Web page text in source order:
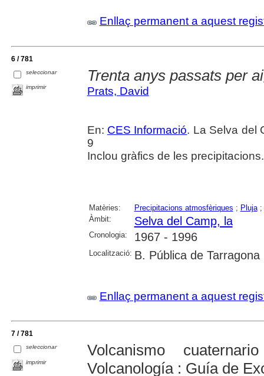
Enllaç permanent a aquest
6 / 781
seleccionar
imprimir
Trenta anys passats per
Prats, David
En: CES Informació. La Selva del
9
Inclou gràfics de les precipitacions.
Matèries: Precipitacions atmosfèriques ; Pluja;
Àmbit:
Selva del Camp, la
Cronologia: 1967 - 1996
Localització: B. Pública de Tarragona
Enllaç permanent a aquest
7 / 781
seleccionar
imprimir
Volcanismo
Volcanología : Guía de